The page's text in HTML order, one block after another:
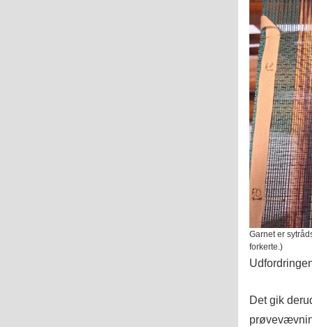
Garnet er
forkerte.)
Det gik